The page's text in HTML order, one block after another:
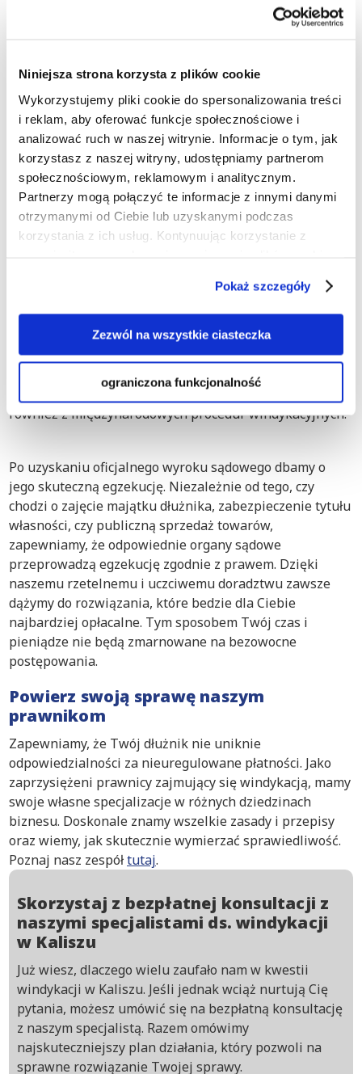
Niniejsza strona korzysta z plików cookie
Wykorzystujemy pliki cookie do spersonalizowania treści
i reklam, aby oferować funkcje społecznościowe i
analizować ruch w naszej witrynie. Informacje o tym, jak
korzystasz z naszej witryny, udostępniamy partnerom
społecznościowym, reklamowym i analitycznym.
Partnerzy mogą połączyć te informacje z innymi danymi
otrzymanymi od Ciebie lub uzyskanymi podczas
korzystania z ich usług. Kontynuując korzystanie z
Pokaż szczegóły
Zezwól na wszystkie ciasteczka
ograniczona funkcjonalność
Sprawdź, jak inni ocenili nasze usługi
się sprawami o różnej skali, od małych firm po
międzynarodowe korporacje. Nieustannie dążymy do
odzyskania Twoich należności, ponieważ wierzymy, że
każda transakcja powinna być uczciwie zrealizowana
przez obie strony. Sprawdź nasze dotychczasowe
osiągnięcia oraz uzyskanereferencje, aby zobaczyć, jak
w przeszłości pomogliśmy innym firmom w sytuacji
podobnej do Twojej.
Jesteśmy również do Twojej dyspozycji
Skorzystaj z naszych usług zarówno w zakresie
pozasądowych, jak i sądowych procedur windykacyjnych
w Polsce. Nasi prawnicy specjalizujący się w windykacji
doskonale orientują się w procesach prawnych w
Kaliszu, zapewniając kompleksową pomoc dostosowaną
do Twoich potrzeb. Jeśli będzie to możliwe, skorzystamy
również z międzynarodowych procedur windykacyjnych.
Po uzyskaniu oficjalnego wyroku sądowego dbamy o
jego skuteczną egzekucję. Niezależnie od tego, czy
chodzi o zajęcie majątku dłużnika, zabezpieczenie tytułu
własności, czy publiczną sprzedaż towarów,
zapewniamy, że odpowiednie organy sądowe
przeprowadzą egzekucję zgodnie z prawem. Dzięki
naszemu rzetelnemu i uczciwemu doradztwu zawsze
dążymy do rozwiązania, które bedzie dla Ciebie
najbardziej opłacalne. Tym sposobem Twój czas i
pieniądze nie będą zmarnowane na bezowocne
postępowania.
Powierz swoją sprawę naszym
prawnikom
Zapewniamy, że Twój dłużnik nie uniknie
odpowiedzialności za nieuregulowane płatności. Jako
zaprzysiężeni prawnicy zajmujący się windykacją, mamy
swoje własne specjalizacje w różnych dziedzinach
biznesu. Doskonale znamy wszelkie zasady i przepisy
oraz wiemy, jak skutecznie wymierzać sprawiedliwość.
Poznaj nasz zespółtutaj.
Skorzystaj z bezpłatnej konsultacji z
naszymi specjalistami ds. windykacji
w Kaliszu
Już wiesz, dlaczego wielu zaufało nam w kwestii
windykacji w Kaliszu. Jeśli jednak wciąż nurtują Cię
pytania, możesz umówić się na bezpłatną konsultację
z naszym specjalistą. Razem omówimy
najskuteczniejszy plan działania, który pozwoli na
sprawne rozwiązanie Twojej sprawy.